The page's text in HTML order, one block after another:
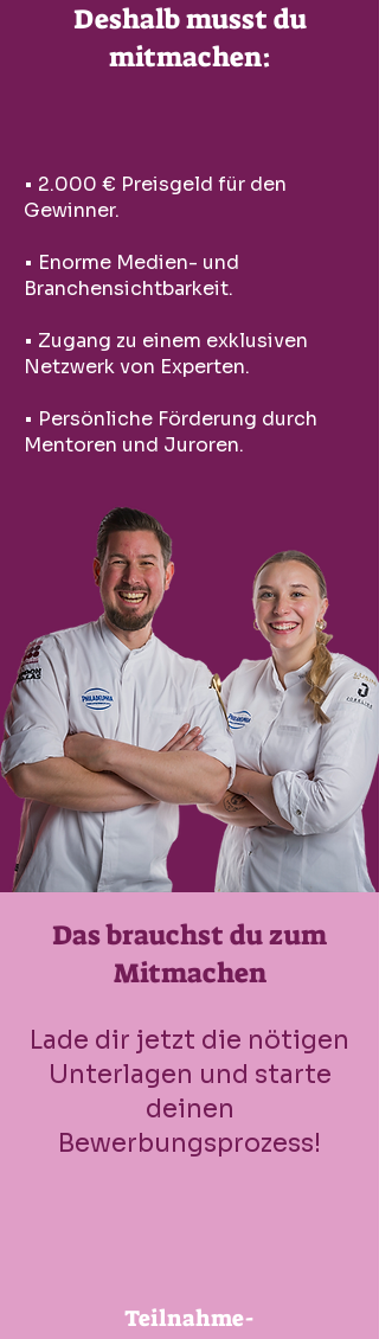
Deshalb musst du
mitmachen:
• 2.000 € Preisgeld für den
Gewinner.
• Enorme Medien- und
Branchensichtbarkeit.
• Zugang zu einem exklusiven
Netzwerk von Experten.
• Persönliche Förderung durch
Mentoren und Juroren.
Das brauchst du zum
Mitmachen
Lade dir jetzt die nötigen
Unterlagen und starte
deinen
Bewerbungsprozess!
Teilnahme-